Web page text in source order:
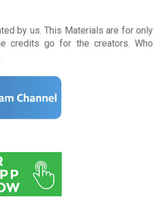
by us. This Materials are for only
credits go for the creators. Who